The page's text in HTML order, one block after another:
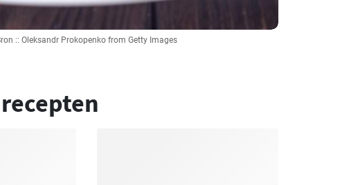
:: Oleksandr Prokopenko from Getty Images